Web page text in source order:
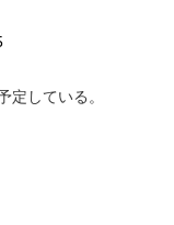
している。